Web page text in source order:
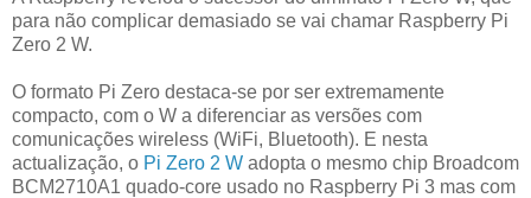
para não complicar demasiado se vai chamar Raspberry Pi
Zero 2 W.
O formato Pi Zero destaca-se por ser extremamente
compacto, com o W a diferenciar as versões com
comunicações wireless (WiFi, Bluetooth). E nesta
actualização, o Pi Zero 2 W adopta o mesmo chip Broadcom
BCM2710A1 quado-core usado no Raspberry Pi 3 mas com